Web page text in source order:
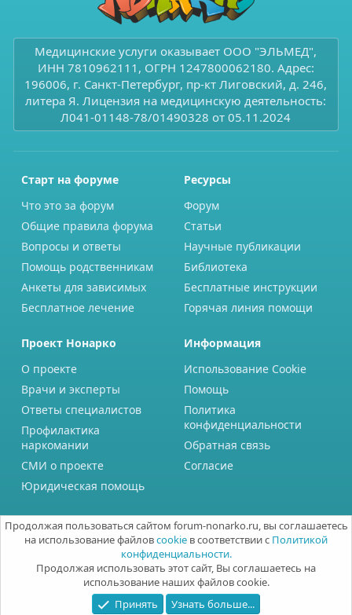
Медицинские услуги оказывает ООО "ЭЛЬМЕД",
ИНН 7810962111, ОГРН 1247800062180. Адрес:
196006, г. Санкт-Петербург, пр-кт Лиговский, д. 246,
литера Я. Лицензия на медицинскую деятельность:
Л041-01148-78/01490328 от 05.11.2024
Старт на форуме
Что это за форум
Общие правила форума
Вопросы и ответы
Помощь родственникам
Анкеты для зависимых
Бесплатное лечение
Ресурсы
Форум
Статьи
Научные публикации
Библиотека
Бесплатные инструкции
Горячая линия помощи
Проект Нонарко
О проекте
Врачи и эксперты
Ответы специалистов
Профилактика
наркомании
СМИ о проекте
Юридическая помощь
Информация
Использование Cookie
Помощь
Политика
конфиденциальности
Обратная связь
Согласие
Продолжая пользоваться сайтом forum-nonarko.ru, вы соглашаетесь
на использование файловcookie в соответствии с Политикой
конфиденциальности.
Продолжая использовать этот сайт, Вы соглашаетесь на
использование наших файлов cookie.
Принять
Узнать больше...